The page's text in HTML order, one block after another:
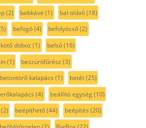
(2) babkávé (1) bal oldali (18)
befogó(4) befolyócső(2)
doboz (1) belső(16)
(1) beszúrófűrész (3)
betontörő kalapács (1) betét(25)
(4) beállító egység(10)
(2) beépíthető(44) beépítés (20)